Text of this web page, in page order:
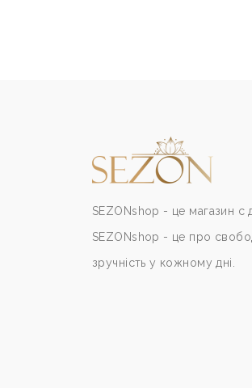
SEZONshop - це магазин с
SEZONshop - це про
зручність у кожному дні.